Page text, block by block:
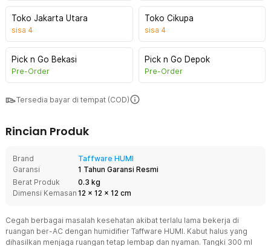
Toko Jakarta Utara
sisa 4
Toko Cikupa
sisa 4
Pick n Go Bekasi
Pre-Order
Pick n Go Depok
Pre-Order
Tersedia bayar di tempat (COD)
Rincian Produk
Brand
Taffware HUMI
Garansi
1 Tahun Garansi Resmi
Berat Produk
0.3 kg
Dimensi Kemasan 12 x 12 x 12 cm
Cegah berbagai masalah kesehatan akibat terlalu lama bekerja di
ruangan ber-AC dengan humidifier Taffware HUMI. Kabut halus yang
dihasilkan menjaga ruangan tetap lembap dan nyaman. Tangki 300 ml